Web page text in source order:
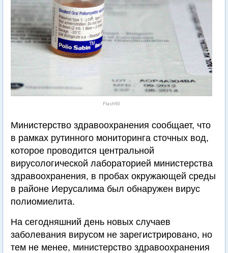
Flash90
Министерство здравоохранения сообщает, что
в рамках рутинного мониторинга сточных вод,
которое проводится центральной
вирусологической лабораторией министерства
здравоохранения, в пробах окружающей среды
в районе Иерусалима был обнаружен вирус
полиомиелита.
На сегодняшний день новых случаев
заболевания вирусом не зарегистрировано, но
тем не менее, министерство здравоохранения